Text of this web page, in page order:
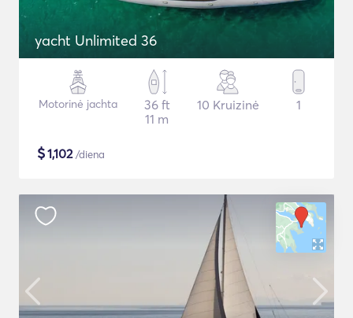
yacht Unlimited 36
Motorinė jachta
36 ft
11 m
10 Kruizinė 1
$1,102/diena